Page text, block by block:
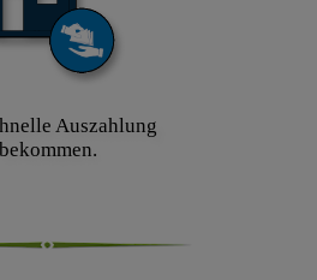
Auszahlung
bekommen.